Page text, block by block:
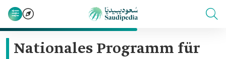
Nationales Programm für